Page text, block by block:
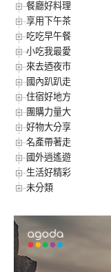
餐廳好料理
享用下午茶
吃吃早午餐
小吃我最愛
來去迺夜市
國內趴趴走
住宿好地方
團購力量大
好物大分享
名產帶著走
國外逍遙遊
生活好精彩
未分類